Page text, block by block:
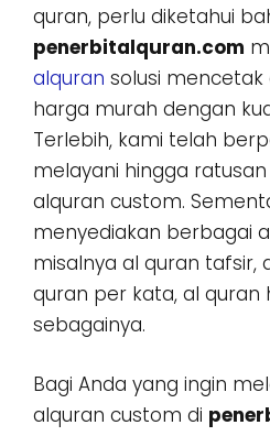
quran, perlu diketahui
penerbitalquran.com
alquran solusi
harga murah dengan
Terlebih, kami telah
melayani hingga
alquran custom.
menyediakan berbagai
misalnya al quran tafsir,
quran per kata, al quran
sebagainya.
Bagi Anda yang ingin
alquran custom di